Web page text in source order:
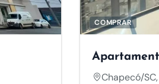
COMPRAR
Chapecó/